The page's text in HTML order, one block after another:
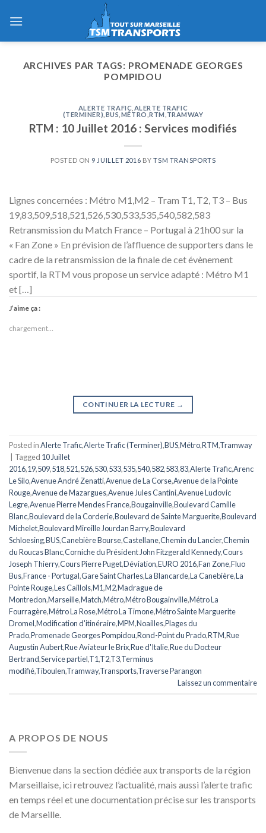
ARCHIVES PAR TAGS: PROMENADE GEORGES
POMPIDOU
ALERTE TRAFIC ALERTE TRAFIC
(TERMINER) BUS MÉTRO ,RTM TRAMWAY
RTM : 10 Juillet 2016 : Services modifiés
POSTED ON 9 JUILLET 2016 BYTSM TRANSPORTS
Lignes concernées : Métro M1,M2 – Tram T1, T2, T3 – Bus
19,83,509,518,521,526,530,533,535,540,582,583
Retransmission du Match France – Portugal à 21h00 sur la
« Fan Zone » En prévision de l’affluence de supporters dans le
cadre de la retransmission de la finale de cet évènement
sportif, la RTM vous propose un service adapté : Métro M1
et […]
J’aime ça :
chargement…
CONTINUER LA LECTURE →
Posted inAlerte Trafic,Alerte Trafic (Terminer),BUS,Métro,RTM,Tramway
Tagged 10 Juillet
2016,19,509,518,521,526,530,533,535,540,582,583,83,Alerte Trafic,Arenc
Le Silo,Avenue André Zenatti,Avenue de La Corse,Avenue de la Pointe
Rouge,Avenue de Mazargues,Avenue Jules Cantini,Avenue Ludovic
Legre,Avenue Pierre Mendes France,Bougainville,Boulevard Camille
Blanc,Boulevard de la Corderie,Boulevard de Sainte Marguerite,Boulevard
Michelet,Boulevard Mireille Jourdan Barry,Boulevard
Schloesing,BUS,Canebière Bourse,Castellane,Chemin du Lancier,Chemin
du Roucas Blanc,Corniche du Président John Fitzgerald Kennedy,Cours
Joseph Thierry,Cours Pierre Puget,Déviation,EURO 2016,Fan Zone,Fluo
Bus,France - Portugal,Gare Saint Charles,La Blancarde,La Canebière,La
Pointe Rouge,Les Caillols,M1,M2,Madrague de
Montredon,Marseille,Match,Métro,Métro Bougainville,Métro La
Fourragère,Métro La Rose,Métro La Timone,Métro Sainte Marguerite
Dromel,Modification d'itinéraire,MPM,Noailles,Plages du
Prado,Promenade Georges Pompidou,Rond-Point du Prado,RTM,Rue
Augustin Aubert,Rue Aviateur le Brix,Rue d'Italie,Rue du Docteur
Bertrand,Service partiel,T1,T2,T3,Terminus
modifié,Tiboulen,Tramway,Transports,Traverse Parangon
Laissez un commentaire
A PROPOS DE NOUS
Bienvenue dans la section dédiée aux transports de la région
Marseillaise, ici retrouvez l’actualité, mais aussi l’alerte trafic
en temps réel et une documentation précise sur les transports
de Marseille.